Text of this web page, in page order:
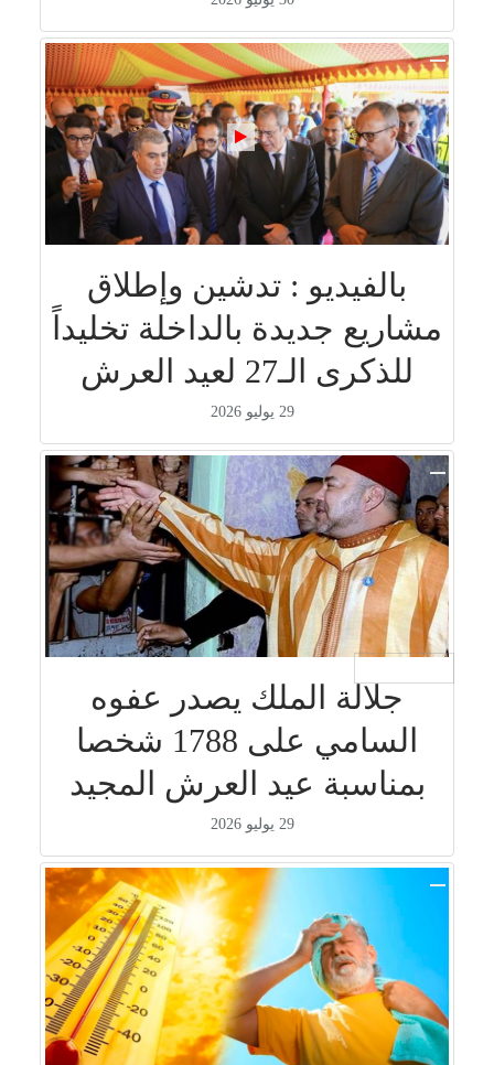
بالفيديو : تدشين وإطلاق
مشاريع جديدة بالداخلة تخليداً
للذكرى الـ27 لعيد العرش
29 يوليو 2026
جلالة الملك يصدر عفوه
السامي على 1788 شخصا
بمناسبة عيد العرش المجيد
29 يوليو 2026